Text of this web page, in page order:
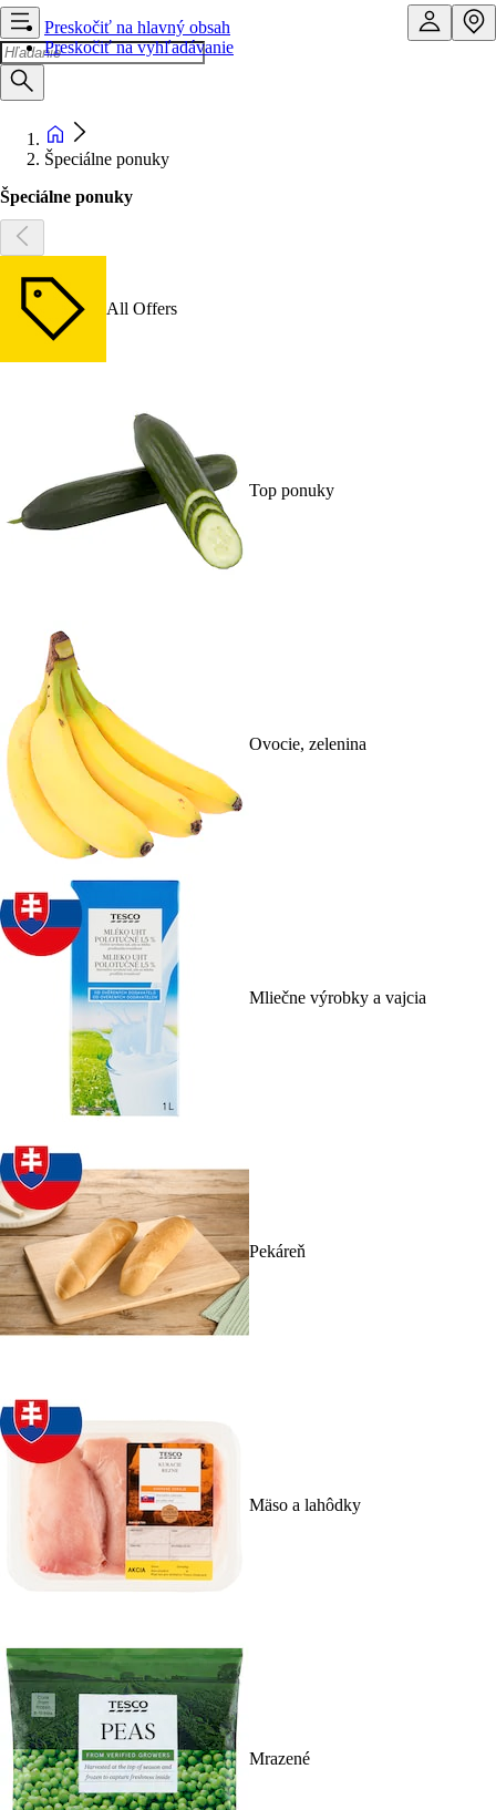
Preskočiť na hlavný obsah
Preskočiť na vyhľadávanie
Špeciálne ponuky
Špeciálne ponuky
All Offers
Top ponuky
Ovocie, zelenina
Mliečne výrobky a vajcia
Pekáreň
Mäso a lahôdky
Mrazené